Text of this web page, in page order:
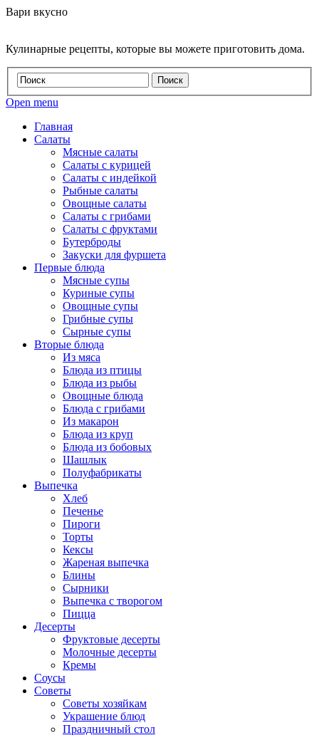
Вари вкусно
Кулинарные рецепты, которые вы можете приготовить дома.
Open menu
Главная
Салаты
Мясные салаты
Салаты с курицей
Салаты с индейкой
Рыбные салаты
Овощные салаты
Салаты с грибами
Салаты с фруктами
Бутерброды
Закуски для фуршета
Первые блюда
Мясные супы
Куриные супы
Овощные супы
Грибные супы
Сырные супы
Вторые блюда
Из мяса
Блюда из птицы
Блюда из рыбы
Овощные блюда
Блюда с грибами
Из макарон
Блюда из круп
Блюда из бобовых
Шашлык
Полуфабрикаты
Выпечка
Хлеб
Печенье
Пироги
Торты
Кексы
Жареная выпечка
Блины
Сырники
Выпечка с творогом
Пицца
Десерты
Фруктовые десерты
Молочные десерты
Кремы
Соусы
Советы
Советы хозяйкам
Украшение блюд
Праздничный стол